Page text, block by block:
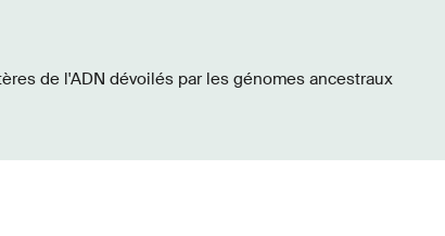
de l'ADN dévoilés par les génomes ancestraux